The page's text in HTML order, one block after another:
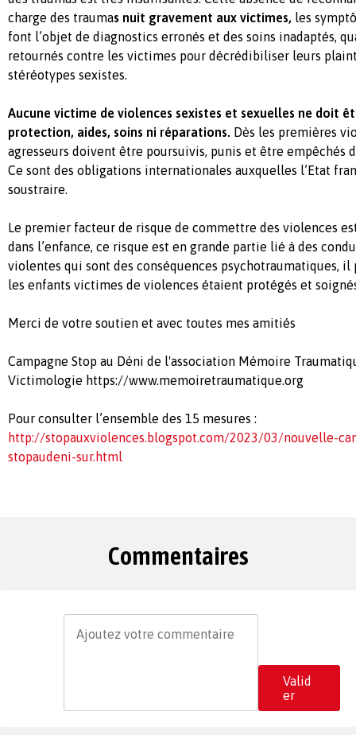
charge des traumas nuit gravement aux victimes, les
font l’objet de diagnostics erronés et des soins inadaptés,
retournés contre les victimes pour décrédibiliser leurs
stéréotypes sexistes.
Aucune victime de violences sexistes et sexuelles ne doit
protection, aides, soins ni réparations. Dès les premières
agresseurs doivent être poursuivis, punis et être empêchés
Ce sont des obligations internationales auxquelles l’Etat
soustraire.
Le premier facteur de risque de commettre des violences
dans l’enfance, ce risque est en grande partie lié à des
violentes qui sont des conséquences psychotraumatiques,
les enfants victimes de violences étaient protégés et
Merci de votre soutien et avec toutes mes amitiés
Campagne Stop au Déni de l'association Mémoire
Victimologie https://www.memoiretraumatique.org
Pour consulter l’ensemble des 15 mesures :
http://stopauxviolences.blogspot.com/2023/03/nouvelle-
stopaudeni-sur.html
Commentaires
Valid
er